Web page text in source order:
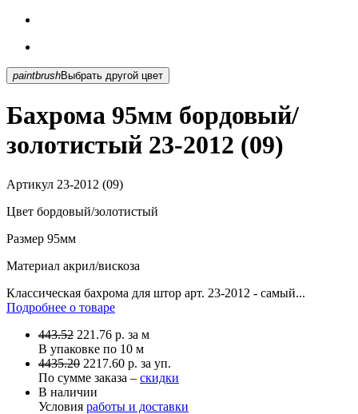
paintbrush Выбрать другой цвет
Бахрома 95мм бордовый/
золотистый 23-2012 (09)
Артикул 23-2012 (09)
Цвет бордовый/золотистый
Размер 95мм
Материал акрил/вискоза
Классическая бахрома для штор арт. 23-2012 - самый...
Подробнее о товаре
443.52 221.76 р. за м
В упаковке по 10 м
4435.20 2217.60 р. за уп.
По сумме заказа – скидки
В наличии
Условия работы и доставки